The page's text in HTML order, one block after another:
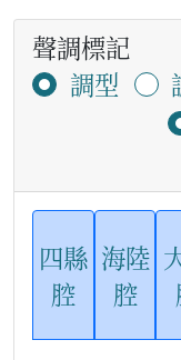
聲調標記
調型
四縣
腔
海陸
腔